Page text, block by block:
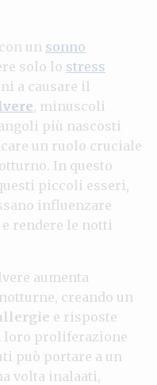
un sonno
solo lo stress
a causare il
, minuscoli
più nascosti
un ruolo cruciale
In questo
piccoli esseri,
influenzare
e rendere le notti
aumenta
creando un
e risposte
loro proliferazione
può portare a un
volta inalaati,